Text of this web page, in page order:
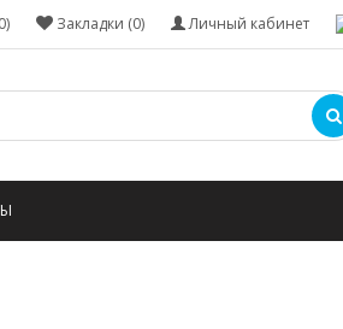
Личный кабинет
Закладки (0)